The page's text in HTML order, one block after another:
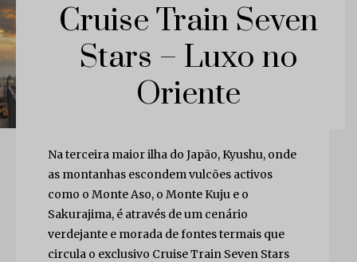
Cruise Train Seven
Stars – Luxo no
Oriente
Na terceira maior ilha do Japão, Kyushu, onde
as montanhas escondem vulcões activos
como o Monte Aso, o Monte Kuju e o
Sakurajima, é através de um cenário
verdejante e morada de fontes termais que
circula o exclusivo Cruise Train Seven Stars
Like our facebook page